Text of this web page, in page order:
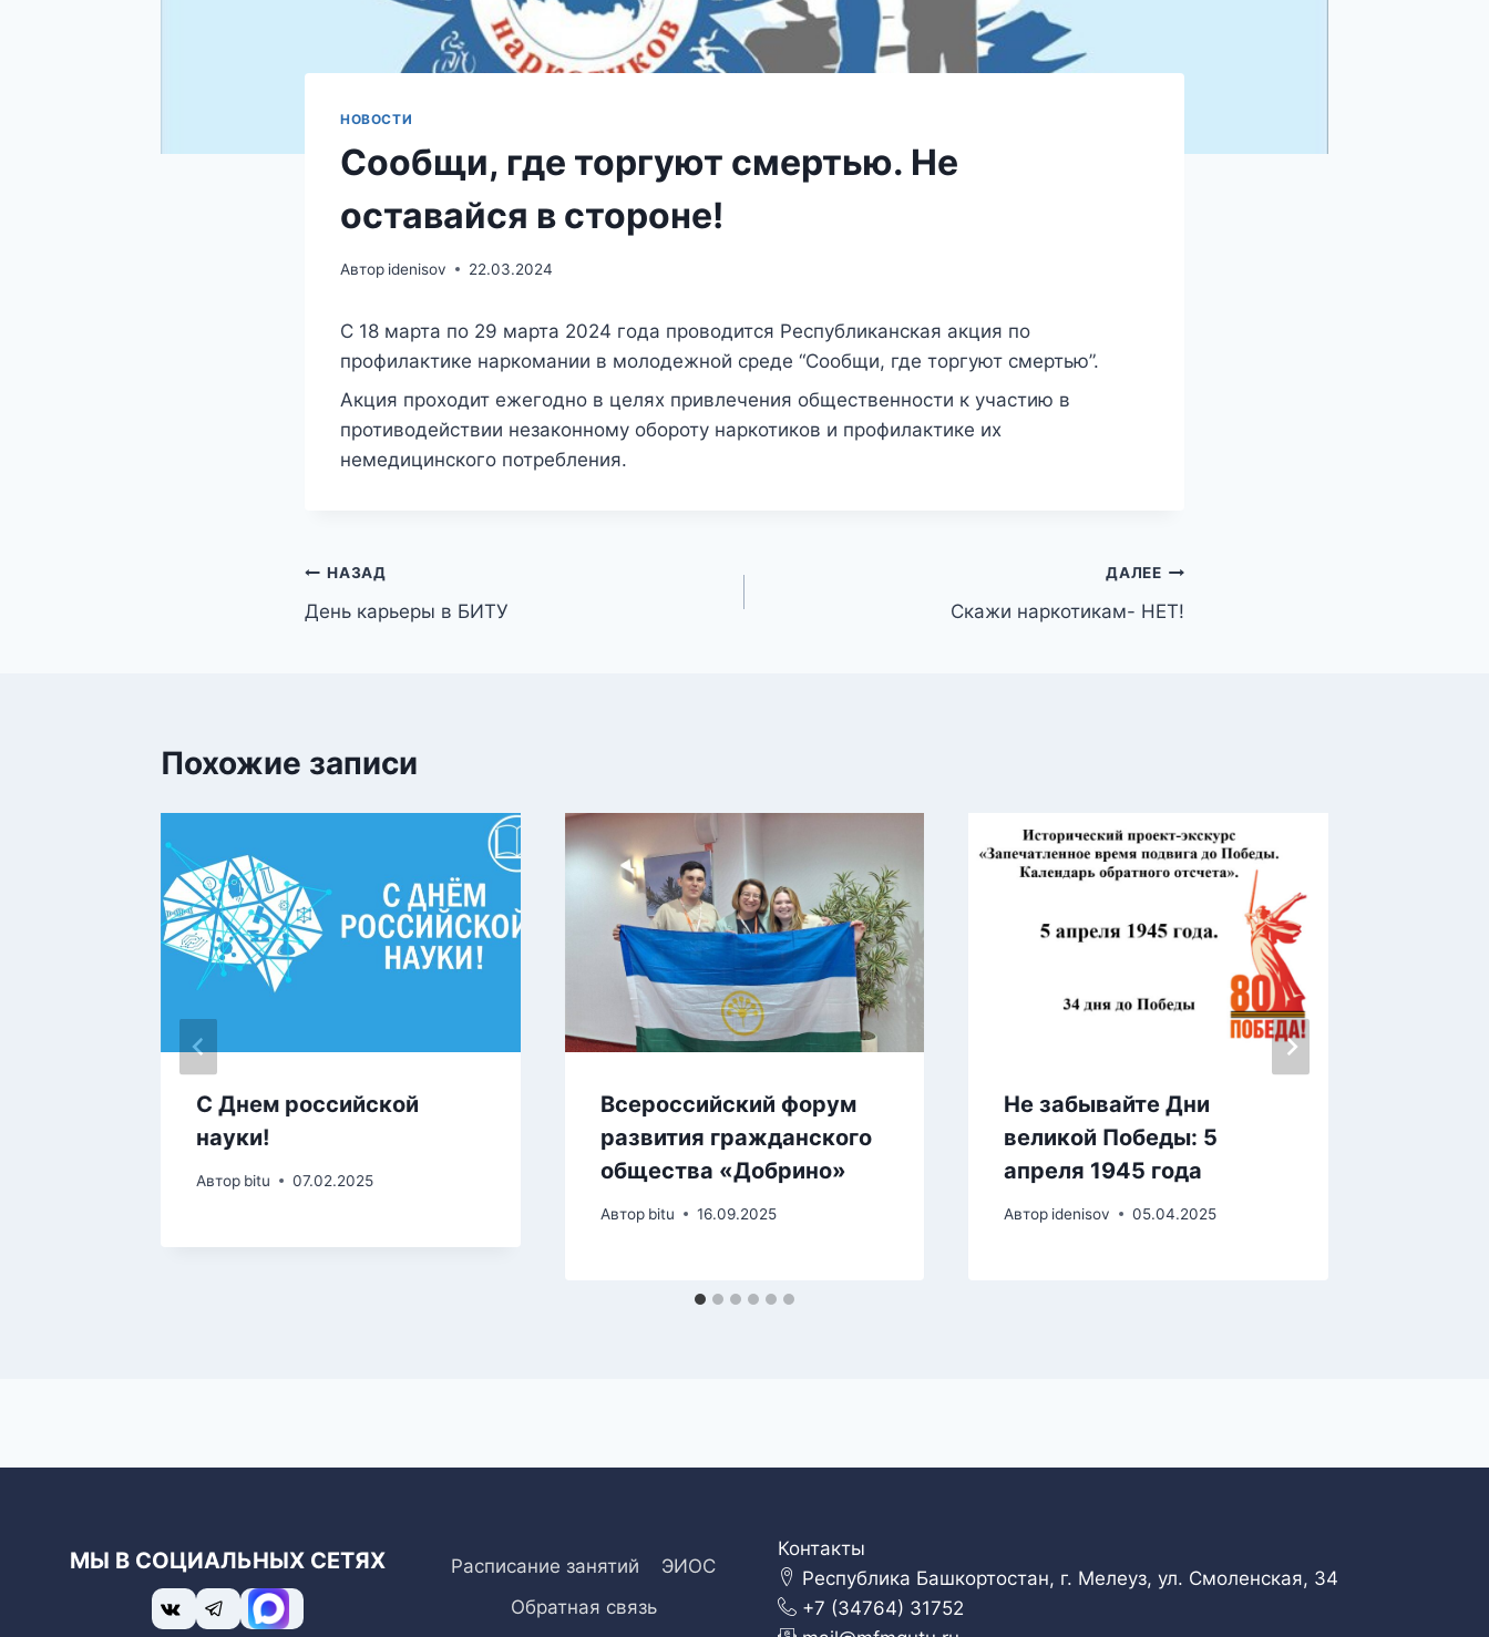
НОВОСТИ
Сообщи, где торгуют смертью. Не
оставайся в стороне!
Автор idenisov 22.03.2024
C 18 марта по 29 марта 2024 года проводится Республиканская акция по
профилактике наркомании в молодежной среде “Сообщи, где торгуют смертью”.
Акция проходит ежегодно в целях привлечения общественности к участию в
противодействии незаконному обороту наркотиков и профилактике их
немедицинского потребления.
Навигация
по
НАЗАД
День карьеры в БИТУ
ДАЛЕЕ
Скажи наркотикам- НЕТ!
Похожие записи
С Днем российской
науки!
Автор bitu 07.02.2025
Всероссийский форум
развития гражданского
общества «Добрино»
Автор bitu 16.09.2025
Не забывайте Дни
великой Победы: 5
апреля 1945 года
Автор idenisov 05.04.2025
МЫ В СОЦИАЛЬНЫХ СЕТЯХ Расписание занятий
ЭИОС
Обратная связь
Контакты
Республика Башкортостан, г. Мелеуз, ул. Смоленская, 34
+7 (34764) 31752